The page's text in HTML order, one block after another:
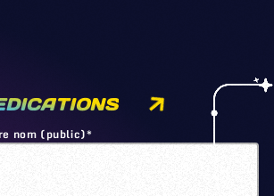
nom (public)*